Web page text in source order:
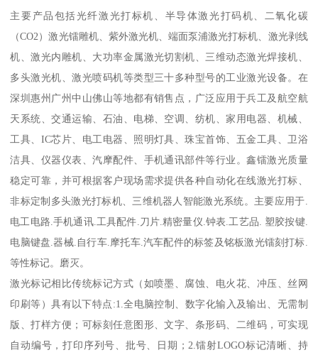
主要产品包括光纤激光打标机、半导体激光打码机、二氧化碳
（CO2）激光镭雕机、紫外激光机、端面泵浦激光打标机、激光剥线
机、激光内雕机、大功率金属激光切割机、三维动态激光焊接机、
多头激光机、激光喷码机等类型三十多种型号的工业激光设备。在
深圳惠州广州中山佛山等地都有销售点，广泛应用于兵工及航空航
天系统、交通运输、石油、电梯、空调、纺机、家用电器、机械、
工具、IC芯片、电工电器、照明灯具、珠宝首饰、五金工具、卫浴
洁具、仪器仪表、汽摩配件、手机通讯部件等行业。鑫镭激光质量
稳定可靠，并可根据客户现场需求提供各种自动化在线激光打标、
非标定制多头激光打标机、三维机器人智能激光系统。主要应用于.
电工电路.手机通讯.工具配件.刀片.精密量仪.钟表.工艺品. 塑胶按键.
电脑键盘.器械.自行车.摩托车.汽车配件的标签及铭板激光镭刻打标.
等性标记。磨灭。
激光标记相比传统标记方式（如喷墨、腐蚀、电火花、冲压、丝网
印刷等）具有以下特点:1.全电脑控制、数字化输入及输出、无需制
版、打样方便；可标刻任意图形、文字、条形码、二维码，可实现
自动编号，打印序列号、批号、日期；2.镭射LOGO标记清晰、持